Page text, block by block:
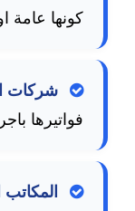
كونها عامة
شركات
فواتيرها